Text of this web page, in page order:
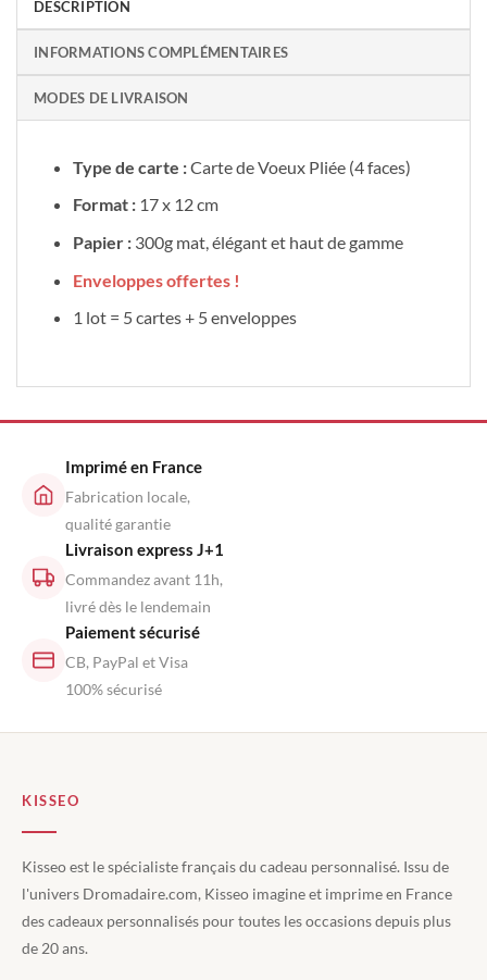
DESCRIPTION
INFORMATIONS COMPLÉMENTAIRES
MODES DE LIVRAISON
Type de carte :Carte de Voeux Pliée (4 faces)
Format :17 x 12 cm
Papier :300g mat, élégant et haut de gamme
Enveloppes offertes !
1 lot = 5 cartes + 5 enveloppes
Imprimé en France
Fabrication locale,
qualité garantie
Livraison express J+1
Commandez avant 11h,
livré dès le lendemain
Paiement sécurisé
CB, PayPal et Visa
100% sécurisé
KISSEO
Kisseo est le spécialiste français du cadeau personnalisé. Issu de
l'univers Dromadaire.com, Kisseo imagine et imprime en France
des cadeaux personnalisés pour toutes les occasions depuis plus
de 20 ans.